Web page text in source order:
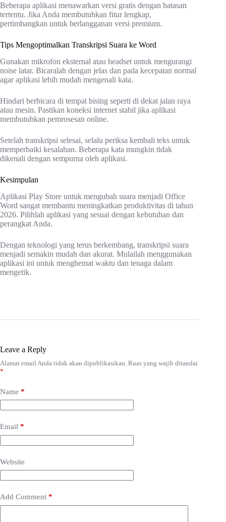
Beberapa aplikasi menawarkan versi gratis dengan batasan
tertentu. Jika Anda membutuhkan fitur lengkap,
pertimbangkan untuk berlangganan versi premium.
Tips Mengoptimalkan Transkripsi Suara ke Word
Gunakan mikrofon eksternal atau headset untuk mengurangi
noise latar. Bicaralah dengan jelas dan pada kecepatan normal
agar aplikasi lebih mudah mengenali kata.
Hindari berbicara di tempat bising seperti di dekat jalan raya
atau mesin. Pastikan koneksi internet stabil jika aplikasi
membutuhkan pemrosesan online.
Setelah transkripsi selesai, selalu periksa kembali teks untuk
memperbaiki kesalahan. Beberapa kata mungkin tidak
dikenali dengan sempurna oleh aplikasi.
Kesimpulan
Aplikasi Play Store untuk mengubah suara menjadi Office
Word sangat membantu meningkatkan produktivitas di tahun
2026. Pilihlah aplikasi yang sesuai dengan kebutuhan dan
perangkat Anda.
Dengan teknologi yang terus berkembang, transkripsi suara
menjadi semakin mudah dan akurat. Mulailah menggunakan
aplikasi ini untuk menghemat waktu dan tenaga dalam
mengetik.
Leave a Reply
Alamat email Anda tidak akan dipublikasikan. Ruas yang wajib ditandai
*
Name *
Email *
Website
Add Comment *